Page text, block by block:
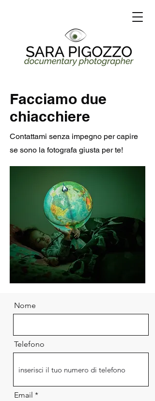
Facciamo due
chiacchiere
Contattami senza impegno per capire
se sono la fotografa giusta per te!
Nome
Telefono
Email